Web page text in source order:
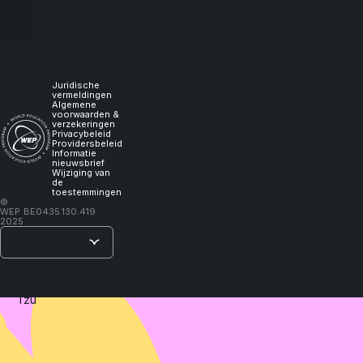
Juridische
vermeldingen
Algemene
voorwaarden &
verzekeringen
Privacybeleid
Providersbeleid
Informatie
nieuwsbrief
Wijziging van
de
toestemmingen
©
WEP
2025
BE0435.130.419
it,
I
will
learn."
Tzu